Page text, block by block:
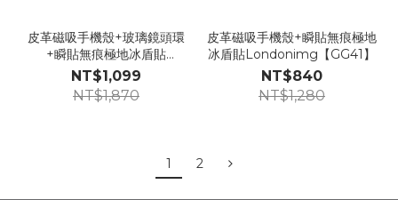
皮革磁吸手機殼+玻璃鏡頭環
+瞬貼無痕極地冰盾貼
【GG42】
NT$1,099
NT$1,870
皮革磁吸手機殼+瞬貼無痕極地
冰盾貼Londonimg【GG41】
NT$840
NT$1,280
1 2